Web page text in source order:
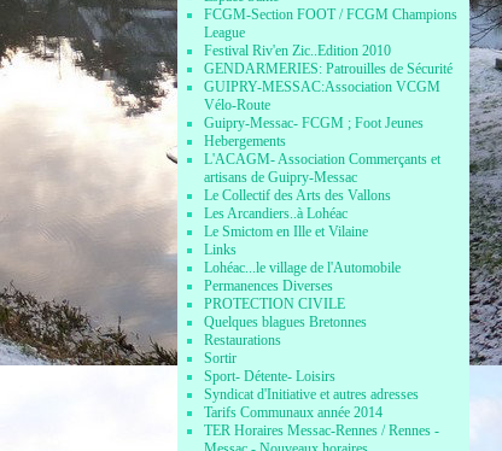
FCGM-Section FOOT / FCGM Champions
League
Festival Riv'en Zic..Edition 2010
GENDARMERIES: Patrouilles de Sécurité
GUIPRY-MESSAC:Association VCGM
Vélo-Route
Guipry-Messac- FCGM ; Foot Jeunes
Hebergements
L'ACAGM- Association Commerçants et
artisans de Guipry-Messac
Le Collectif des Arts des Vallons
Les Arcandiers..à Lohéac
Le Smictom en Ille et Vilaine
Links
Lohéac...le village de l'Automobile
Permanences Diverses
PROTECTION CIVILE
Quelques blagues Bretonnes
Restaurations
Sortir
Sport- Détente- Loisirs
Syndicat d'Initiative et autres adresses
Tarifs Communaux année 2014
TER Horaires Messac-Rennes / Rennes -